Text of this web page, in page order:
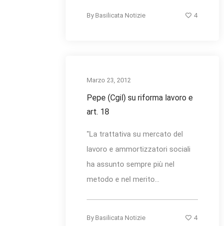
By Basilicata Notizie 4
Marzo 23, 2012
Pepe (Cgil) su riforma lavoro e
art. 18
"La trattativa su mercato del
lavoro e ammortizzatori sociali
ha assunto sempre più nel
metodo e nel merito...
By Basilicata Notizie 4